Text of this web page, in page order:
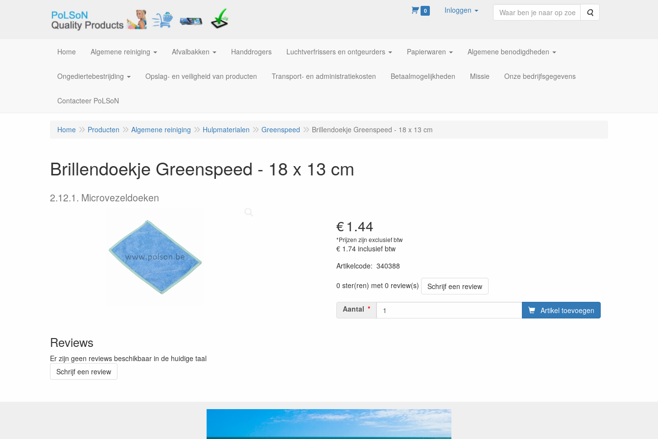
0 Inloggen Zoeken
Home Algemene reiniging Afvalbakken Handdrogers Luchtverfrissers en ontgeurders Papierwaren Algemene benodigdheden
Ongediertebestrijding Opslag- en veiligheid van producten Transport- en administratiekosten Betaalmogelijkheden Missie Onze bedrijfsgegevens
Contacteer PoLSoN
Home Producten Algemene reiniging Hulpmaterialen Greenspeed Brillendoekje Greenspeed - 18 x 13 cm
Brillendoekje Greenspeed - 18 x 13 cm
2.12.1. Microvezeldoeken
€1.44
*Prijzen zijn exclusief btw
€ 1.74 inclusief btw
Artikelcode: 340388
0 ster(ren) met 0 review(s)
Schrijf een review
Aantal Artikel toevoegen
Reviews
Er zijn geen reviews beschikbaar in de huidige taal
Schrijf een review